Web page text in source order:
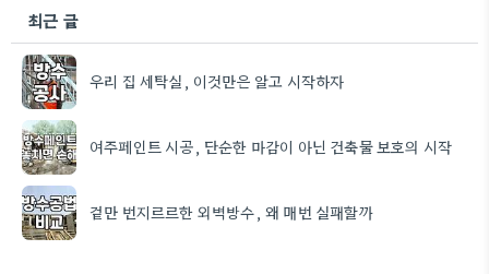
최근 글
우리 집 세탁실, 이것만은 알고 시작하자
여주페인트 시공, 단순한 마감이 아닌 건축물 보호의 시작
겉만 번지르르한 외벽방수, 왜 매번 실패할까